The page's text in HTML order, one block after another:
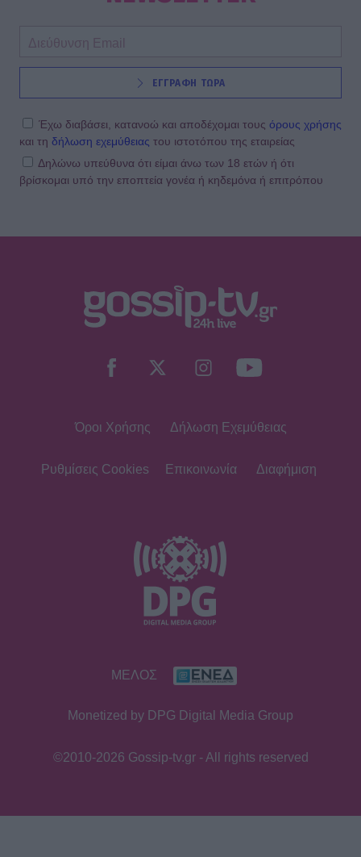
ΕΓΓΡΑΦΗ ΤΩΡΑ
Έχω διαβάσει, κατανοώ και αποδέχομαι τους όρους χρήσης
και τη δήλωση εχεμύθειας του ιστοτόπου της εταιρείας
Δηλώνω υπεύθυνα ότι είμαι άνω των 18 ετών ή ότι
βρίσκομαι υπό την εποπτεία γονέα ή κηδεμόνα ή επιτρόπου
Όροι Χρήσης Δήλωση Εχεμύθειας
Ρυθμίσεις Cookies Επικοινωνία Διαφήμιση
ΜΕΛΟΣ
Monetized by DPG Digital Media Group
©2010-2026 Gossip-tv.gr - All rights reserved